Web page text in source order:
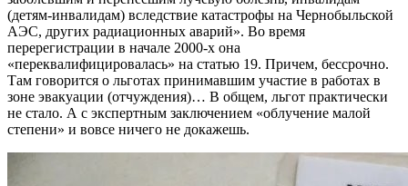
(детям-инвалидам) вследствие катастрофы на Чернобыльской
АЭС, других радиационных аварий». Во время
перерегистрации в начале 2000-х она
«переквалифицировалась» на статью 19. Причем, бессрочно.
Там говорится о льготах принимавшим участие в работах в
зоне эвакуации (отчуждения)… В общем, льгот практически
не стало. А с экспертным заключением «облучение малой
степени» и вовсе ничего не докажешь.